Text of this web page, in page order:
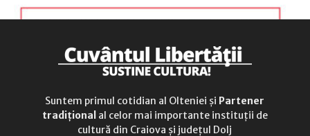
Suntem primul cotidian al Olteniei și Partener
tradițional al celor mai importante instituții de
cultură din Craiova și județul Dolj